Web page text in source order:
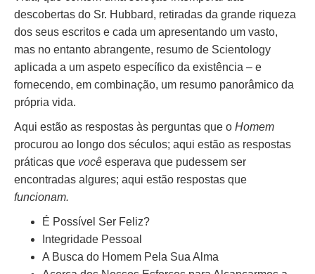
descobertas do Sr. Hubbard, retiradas da grande riqueza
dos seus escritos e cada um apresentando um vasto,
mas no entanto abrangente, resumo de Scientology
aplicada a um aspeto específico da existência – e
fornecendo, em combinação, um resumo panorâmico da
própria vida.
Aqui estão as respostas às perguntas que o Homem
procurou ao longo dos séculos; aqui estão as respostas
práticas que você esperava que pudessem ser
encontradas algures; aqui estão respostas que
funcionam.
É Possível Ser Feliz?
Integridade Pessoal
A Busca do Homem Pela Sua Alma